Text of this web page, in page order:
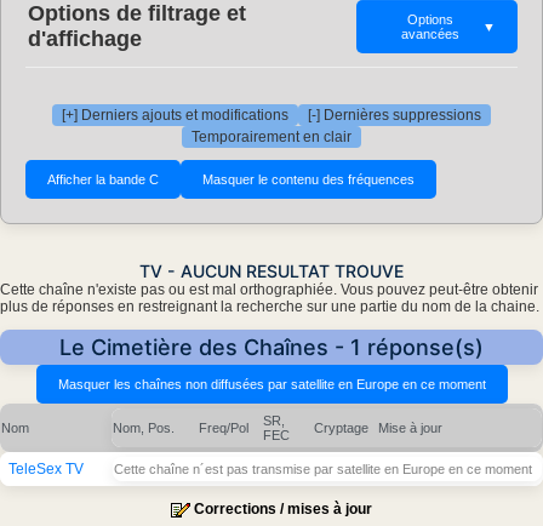
Options de filtrage et
d'affichage
Options
avancées
▼
[+] Derniers ajouts et modifications
[-] Dernières suppressions
Temporairement en clair
TV - AUCUN RESULTAT TROUVE
Cette chaîne n'existe pas ou est mal orthographiée. Vous pouvez peut-être obtenir
plus de réponses en restreignant la recherche sur une partie du nom de la chaine.
Le Cimetière des Chaînes - 1 réponse(s)
Nom Nom, Pos. Freq/Pol
SR,
FEC
Cryptage Mise à jour
TeleSex TV Cette chaîne n´est pas transmise par satellite en Europe en ce moment
Corrections / mises à jour